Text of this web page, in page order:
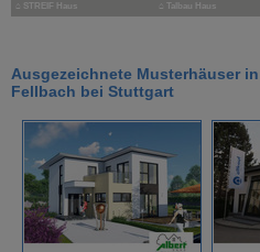
⌂ STREIF Haus ⌂ Talbau Haus
Ausgezeichnete Musterhäuser
Fellbach bei Stuttgart